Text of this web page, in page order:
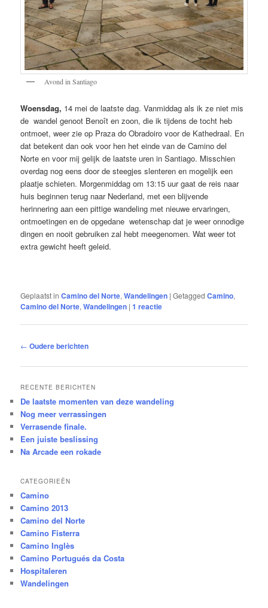
Avond in Santiago
Woensdag, 14 mei de laatste dag. Vanmiddag als ik ze niet mis
de wandel genoot Benoît en zoon, die ik tijdens de tocht heb
ontmoet, weer zie op Praza do Obradoiro voor de Kathedraal. En
dat betekent dan ook voor hen het einde van de Camino del
Norte en voor mij gelijk de laatste uren in Santiago. Misschien
overdag nog eens door de steegjes slenteren en mogelijk een
plaatje schieten. Morgenmiddag om 13:15 uur gaat de reis naar
huis beginnen terug naar Nederland, met een blijvende
herinnering aan een pittige wandeling met nieuwe ervaringen,
ontmoetingen en de opgedane wetenschap dat je weer onnodige
dingen en nooit gebruiken zal hebt meegenomen. Wat weer tot
extra gewicht heeft geleid.
Geplaatst in Camino del Norte,Wandelingen |Getagged Camino,
Camino del Norte,Wandelingen |1 reactie
Bericht
← Oudere berichten
RECENTE BERICHTEN
De laatste momenten van deze wandeling
Nog meer verrassingen
Verrasende finale.
Een juiste beslissing
Na Arcade een rokade
CATEGORIEËN
Camino
Camino 2013
Camino del Norte
Camino Fisterra
Camino Inglès
Camino Portugués da Costa
Hospitaleren
Wandelingen